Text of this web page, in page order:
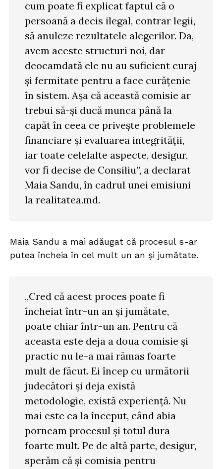
cum poate fi explicat faptul că o
persoană a decis ilegal, contrar legii,
să anuleze rezultatele alegerilor. Da,
avem aceste structuri noi, dar
deocamdată ele nu au suficient curaj
și fermitate pentru a face curățenie
în sistem. Așa că această comisie ar
trebui să-și ducă munca până la
capăt în ceea ce privește problemele
financiare și evaluarea integrității,
iar toate celelalte aspecte, desigur,
vor fi decise de Consiliu”, a declarat
Maia Sandu, în cadrul unei emisiuni
la realitatea.md.
Maia Sandu a mai adăugat că procesul s-ar
putea încheia în cel mult un an și jumătate.
„Cred că acest proces poate fi
încheiat într-un an și jumătate,
poate chiar într-un an. Pentru că
aceasta este deja a doua comisie și
practic nu le-a mai rămas foarte
mult de făcut. Ei încep cu următorii
judecători și deja există
metodologie, există experiență. Nu
mai este ca la început, când abia
porneam procesul și totul dura
foarte mult. Pe de altă parte, desigur,
sperăm că și comisia pentru